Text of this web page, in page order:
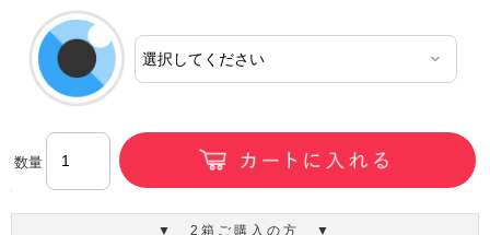
数量
▼ 2箱ご購入の方 ▼